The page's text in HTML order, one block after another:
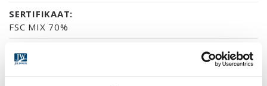
SERTIFIKAAT:
FSC MIX 70%
2-AASTANE TOOTEGARANTII